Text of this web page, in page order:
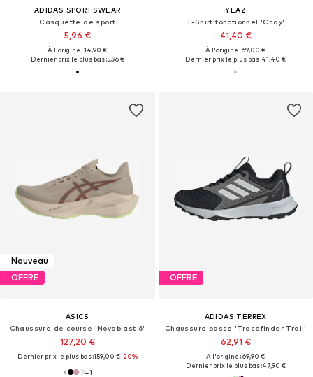
ADIDAS SPORTSWEAR
Casquette de sport
5,96 €
À l'origine : 14,90 €
Dernier prix le plus bas :5,96 €
YEAZ
T-Shirt fonctionnel 'Chay'
41,40 €
À l'origine : 69,00 €
Dernier prix le plus bas :41,40 €
Nouveau
OFFRE
ASICS
Chaussure de course 'Novablast 6'
127,20 €
Dernier prix le plus bas :159,00 €-20%
+1
OFFRE
ADIDAS TERREX
Chaussure basse 'Tracefinder Trail'
62,91 €
À l'origine : 69,90 €
Dernier prix le plus bas :47,90 €